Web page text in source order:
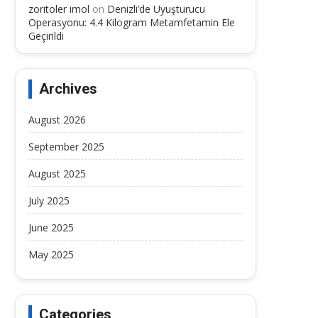
zoritoler imol on Denizli’de Uyuşturucu
Operasyonu: 4.4 Kilogram Metamfetamin Ele
Geçirildi
Archives
August 2026
September 2025
August 2025
July 2025
June 2025
May 2025
Categories